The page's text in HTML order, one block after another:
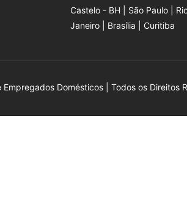
Castelo - BH | São Paulo |
Janeiro | Brasília | Curitiba
Empregados Domésticos | Todos os Direitos